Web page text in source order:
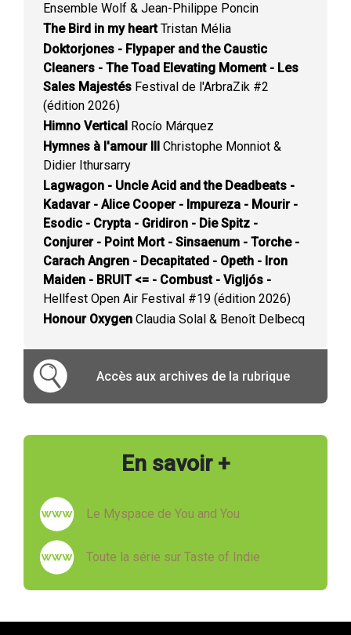
Ensemble Wolf & Jean-Philippe Poncin
The Bird in my heartTristan Mélia
Doktorjones - Flypaper and the Caustic
Cleaners - The Toad Elevating Moment - Les
Sales Majestés Festival de l'ArbraZik #2
(édition 2026)
Himno Vertical Rocío Márquez
Hymnes à l'amour III Christophe Monniot &
Didier Ithursarry
Lagwagon - Uncle Acid and the Deadbeats -
Kadavar - Alice Cooper - Impureza - Mourir -
Esodic - Crypta - Gridiron - Die Spitz -
Conjurer - Point Mort - Sinsaenum - Torche -
Carach Angren - Decapitated - Opeth - Iron
Maiden - BRUIT <= - Combust - Vigljós -
Hellfest Open Air Festival #19 (édition 2026)
Honour Oxygen Claudia Solal & Benoît Delbecq
Accès aux archives de la rubrique
En savoir +
Le Myspace de You and You
Toute la série sur Taste of Indie